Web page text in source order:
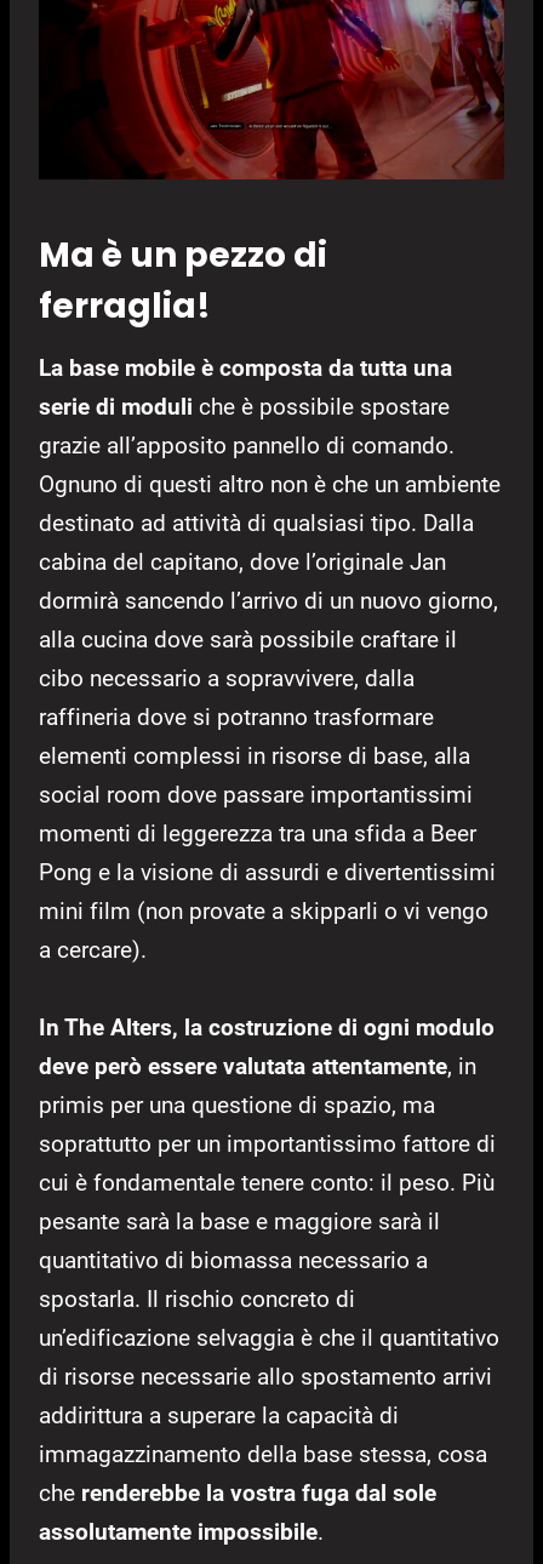
Ma è un pezzo di
ferraglia!
La base mobile è composta da tutta una
serie di moduli che è possibile spostare
grazie all’apposito pannello di comando.
Ognuno di questi altro non è che un ambiente
destinato ad attività di qualsiasi tipo. Dalla
cabina del capitano, dove l’originale Jan
dormirà sancendo l’arrivo di un nuovo giorno,
alla cucina dove sarà possibile craftare il
cibo necessario a sopravvivere, dalla
raffineria dove si potranno trasformare
elementi complessi in risorse di base, alla
social room dove passare importantissimi
momenti di leggerezza tra una sfida a Beer
Pong e la visione di assurdi e divertentissimi
mini film (non provate a skipparli o vi vengo
a cercare).
In The Alters, la costruzione di ogni modulo
deve però essere valutata attentamente, in
primis per una questione di spazio, ma
soprattutto per un importantissimo fattore di
cui è fondamentale tenere conto: il peso. Più
pesante sarà la base e maggiore sarà il
quantitativo di biomassa necessario a
spostarla. Il rischio concreto di
un’edificazione selvaggia è che il quantitativo
di risorse necessarie allo spostamento arrivi
addirittura a superare la capacità di
immagazzinamento della base stessa, cosa
che renderebbe la vostra fuga dal sole
assolutamente impossibile.